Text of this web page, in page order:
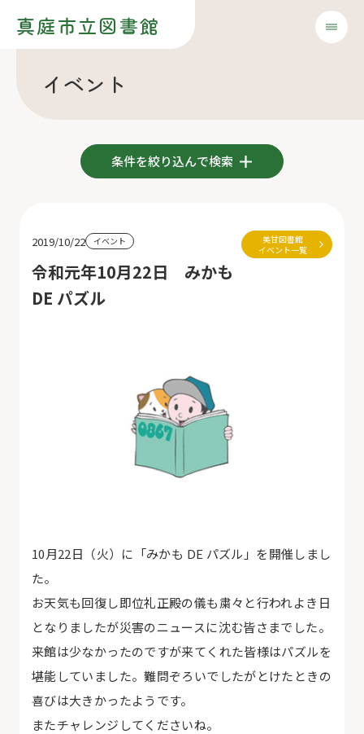
真庭市立図書館
イベント
条件を絞り込んで検索
2019/10/22 イベント
令和元年10月22日 みかも
DE パズル
美甘図書館
イベント一覧
10月22日（火）に「みかも DE パズル」を開催しまし
た。
お天気も回復し即位礼正殿の儀も粛々と行われよき日
となりましたが災害のニュースに沈む皆さまでした。
来館は少なかったのですが来てくれた皆様はパズルを
堪能していました。難問ぞろいでしたがとけたときの
喜びは大きかったようです。
またチャレンジしてくださいね。